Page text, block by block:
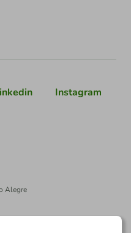
Instagram
Alegre